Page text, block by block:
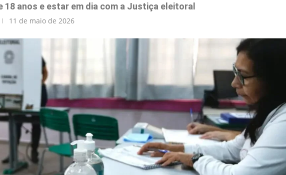
18 anos e estar em dia com a Justiça eleitoral
11 de maio de 2026